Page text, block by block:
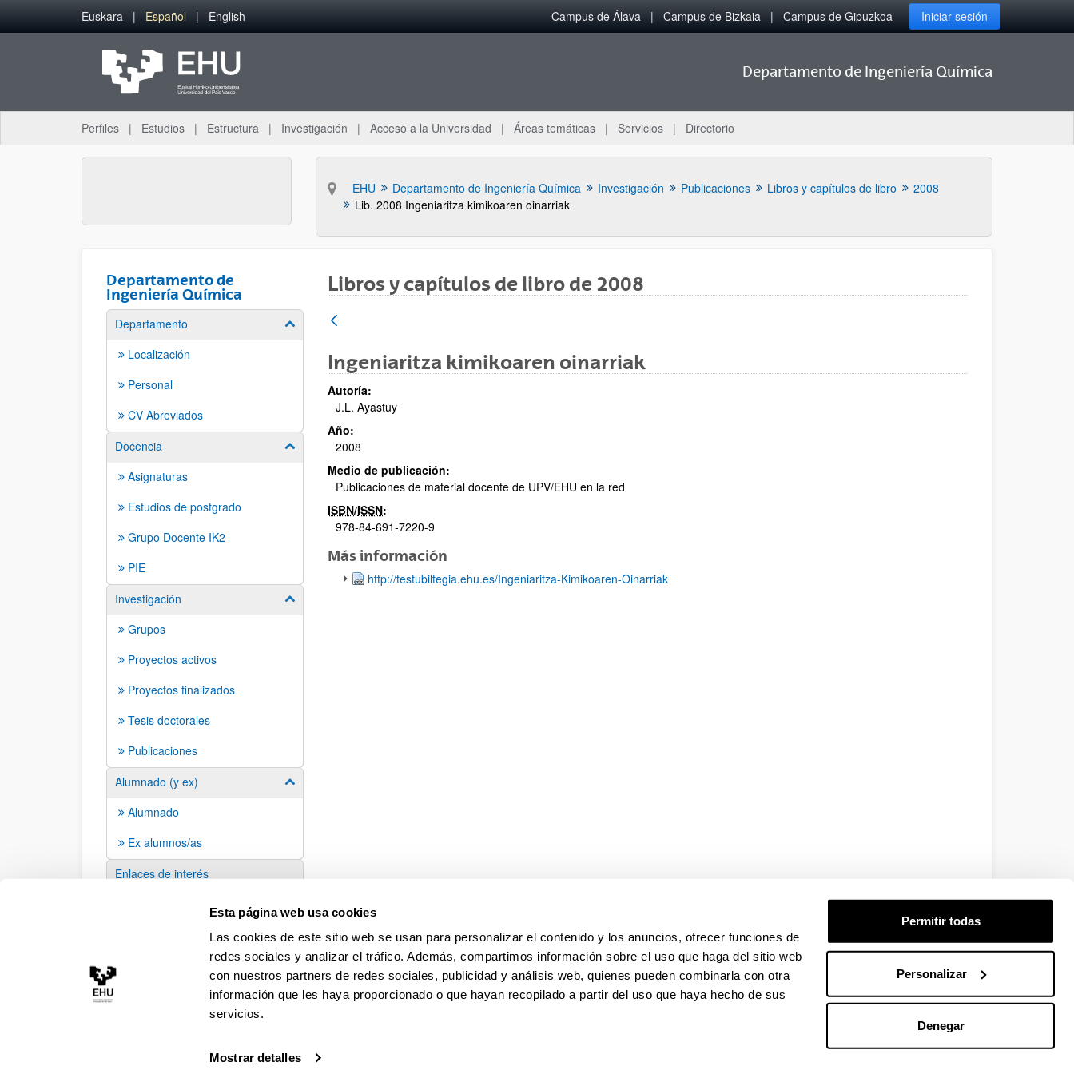
Esta página web usa cookies
Las cookies de este sitio web se usan para personalizar el contenido y los anuncios, ofrecer funciones de
redes sociales y analizar el tráfico. Además, compartimos información sobre el uso que haga del sitio web
con nuestros partners de redes sociales, publicidad y análisis web, quienes pueden combinarla con otra
información que les haya proporcionado o que hayan recopilado a partir del uso que haya hecho de sus
servicios.
Mostrar detalles
Permitir todas
Personalizar
Denegar
Saltar al contenido principal
Euskara Español English Campus de Álava Campus de Bizkaia Campus de Gipuzkoa Iniciar sesión
Departamento de Ingeniería Química
Perfiles Estudios Estructura Investigación Acceso a la Universidad Áreas temáticas Servicios Directorio
EHU Departamento de Ingeniería Química Investigación Publicaciones Libros y capítulos de libro
2008
Lib. 2008 Ingeniaritza kimikoaren oinarriak
Departamento de
Ingeniería Química
Departamento Mostrar/ocultar subpáginas
Localización
Personal
CV Abreviados
Docencia
Mostrar/ocultar subpáginas
Asignaturas
Estudios de postgrado
Grupo Docente IK2
PIE
Investigación
Mostrar/ocultar subpáginas
Grupos
Proyectos activos
Proyectos finalizados
Tesis doctorales
Publicaciones
Alumnado (y ex)
Mostrar/ocultar subpáginas
Alumnado
Ex alumnos/as
Enlaces de interés
Sugerencias y solicitudes
Libros y capítulos de libro de 2008
Ingeniaritza kimikoaren oinarriak
Autoría:
J.L. Ayastuy
Año:
2008
Medio de publicación:
Publicaciones de material docente de UPV/EHU en la red
ISBN/ISSN:
978-84-691-7220-9
Más información
http://testubiltegia.ehu.es/Ingeniaritza-Kimikoaren-Oinarriak